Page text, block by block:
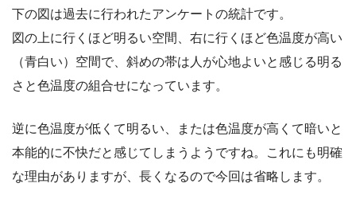
下の図は過去に行われたアンケートの統計です。
図の上に行くほど明るい空間、右に行くほど色温度が高い
（青白い）空間で、斜めの帯は人が心地よいと感じる明る
さと色温度の組合せになっています。
逆に色温度が低くて明るい、または色温度が高くて暗いと
本能的に不快だと感じてしまうようですね。これにも明確
な理由がありますが、長くなるので今回は省略します。